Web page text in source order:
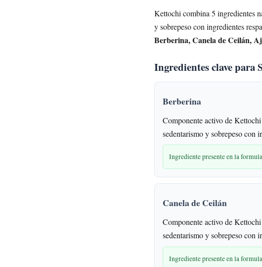
Kettochi combina 5 ingredientes
y sobrepeso con ingredientes
Berberina, Canela de Ceilán,
Ingredientes clave para
Berberina
Componente activo de
sedentarismo y sobrepeso con
Ingrediente presente en la
Canela de Ceilán
Componente activo de
sedentarismo y sobrepeso con
Ingrediente presente en la